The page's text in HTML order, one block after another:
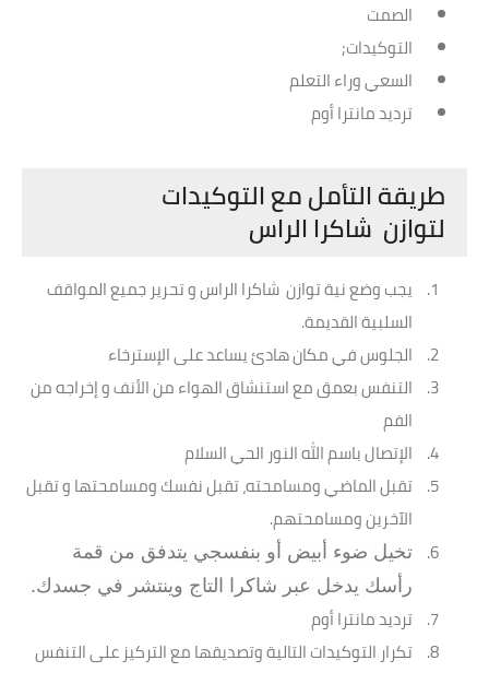
الصمت
التوكيدات;
السعي وراء التعلم
ترديد مانترا أوم
طريقة التأمل مع التوكيدات
لتوازن شاكرا الراس
يجب وضع نية توازن شاكرا الراس و تحرير جميع المواقف
السلبية القديمة.
الجلوس في مكان هادئ يساعد على الإسترخاء
التنفس بعمق مع استنشاق الهواء من الأنف و إخراجه من
الفم
الإتصال باسم الله النور الحي السلام
تقبل الماضي ومسامحته، تقبل نفسك ومسامحتها و تقبل
الآخرين ومسامحتهم.
تخيل ضوء أبيض أو بنفسجي يتدفق من قمة
رأسك يدخل عبر شاكرا التاج وينتشر في جسدك.
ترديد مانترا أوم
تكرار التوكيدات التالية وتصديقها مع التركيز على التنفس